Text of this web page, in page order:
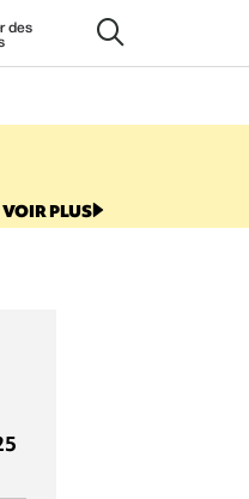
des
VOIR PLUS